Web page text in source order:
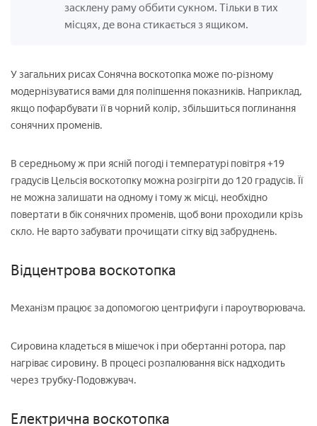
засклену раму оббити сукном. Тільки в тих
місцях, де вона стикається з ящиком.
У загальних рисах Сонячна воскотопка може по-різному
модернізуватися вами для поліпшення показників. Наприклад,
якщо пофарбувати її в чорний колір, збільшиться поглинання
сонячних променів.
В середньому ж при ясній погоді і температурі повітря +19
градусів Цельсія воскотопку можна розігріти до 120 градусів. Її
не можна залишати на одному і тому ж місці, необхідно
повертати в бік сонячних променів, щоб вони проходили крізь
скло. Не варто забувати прочищати сітку від забруднень.
Відцентрова воскотопка
Механізм працює за допомогою центрифуги і пароутворювача.
Сировина кладеться в мішечок і при обертанні ротора, пар
нагріває сировину. В процесі розпалювання віск надходить
через трубку-Подовжувач.
Електрична воскотопка